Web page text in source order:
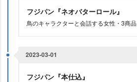
フジパン『ネオバターロール』
鳥のキャラクターと会話する女性・3商品
2023-03-01
フジパン『本仕込』